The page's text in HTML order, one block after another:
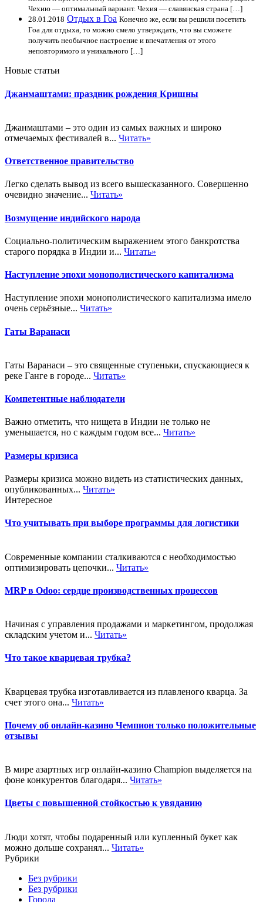
Чехию — оптимальный вариант. Чехия — славянская страна […]
28.01.2018 Отдых в Гоа Конечно же, если вы решили посетить
Гоа для отдыха, то можно смело утверждать, что вы сможете
получить необычное настроение и впечатления от этого
неповторимого и уникального […]
Новые статьи
Джанмаштами: праздник рождения Кришны
Джанмаштами – это один из самых важных и широко
отмечаемых фестивалей в... Читать»
Ответственное правительство
Легко сделать вывод из всего вышесказанного. Совершенно
очевидно значение... Читать»
Возмущение индийского народа
Социально-политическим выражением этого банкротства
старого порядка в Индии и... Читать»
Наступление эпохи монополистического капитализма
Наступление эпохи монополистического капитализма имело
очень серьёзные... Читать»
Гаты Варанаси
Гаты Варанаси – это священные ступеньки, спускающиеся к
реке Ганге в городе... Читать»
Компетентные наблюдатели
Важно отметить, что нищета в Индии не только не
уменьшается, но с каждым годом все... Читать»
Размеры кризиса
Размеры кризиса можно видеть из статистических данных,
опубликованных... Читать»
Интересное
Что учитывать при выборе программы для логистики
Современные компании сталкиваются с необходимостью
оптимизировать цепочки... Читать»
MRP в Odoo: сердце производственных процессов
Начиная с управления продажами и маркетингом, продолжая
складским учетом и... Читать»
Что такое кварцевая трубка?
Кварцевая трубка изготавливается из плавленого кварца. За
счет этого она... Читать»
Почему об онлайн-казино Чемпион только положительные
отзывы
В мире азартных игр онлайн-казино Champion выделяется на
фоне конкурентов благодаря... Читать»
Цветы с повышенной стойкостью к увяданию
Люди хотят, чтобы подаренный или купленный букет как
можно дольше сохранял... Читать»
Рубрики
Без рубрики
Без рубрики
Города